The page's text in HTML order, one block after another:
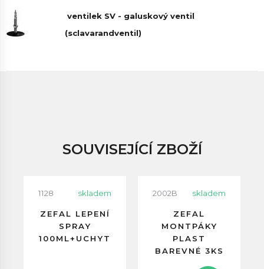
ventilek SV - galuskový ventil
(sclavarandventil)
SOUVISEJÍCÍ ZBOŽÍ
1128 skladem
ZEFAL LEPENÍ
SPRAY
100ML+UCHYT
2002B skladem
ZEFAL
MONTPÁKY
PLAST
BAREVNÉ 3KS